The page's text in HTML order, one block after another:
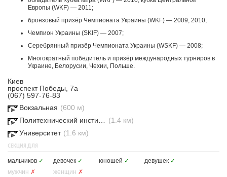
Европы (WKF) — 2011;
бронзовый призёр Чемпионата Украины (WKF) — 2009, 2010;
Чемпион Украины (SKIF) — 2007;
Серебрянный призёр Чемпионата Украины (WSKF) — 2008;
Многократный победитель и призёр международных турниров в
Украине, Белорусии, Чехии, Польше.
Киев
проспект Победы, 7а
(067) 597-76-83
Вокзальная (600 м)
(1.4 км)
Университет (1.6 км)
СЕКЦИЯ ДЛЯ
мальчиков ✓ девочек ✓ юношей ✓ девушек ✓
мужчин ✗ женщин ✗